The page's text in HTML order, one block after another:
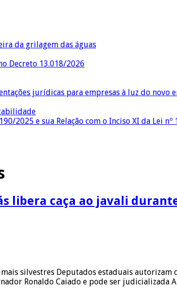
da grilagem das águas
Decreto 13.018/2026
jurídicas para empresas à luz do novo
2025 e sua Relação com o Inciso XI da Lei nº
libera caça ao javali
silvestres Deputados estaduais
Ronaldo Caiado e pode ser judicializada